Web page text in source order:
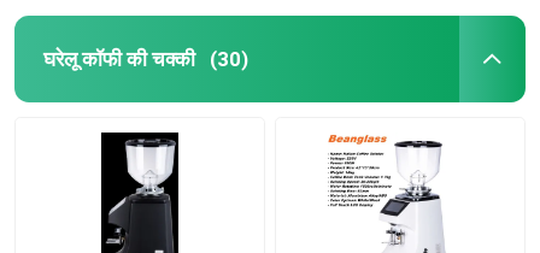
घरेलू कॉफी की चक्की (30)